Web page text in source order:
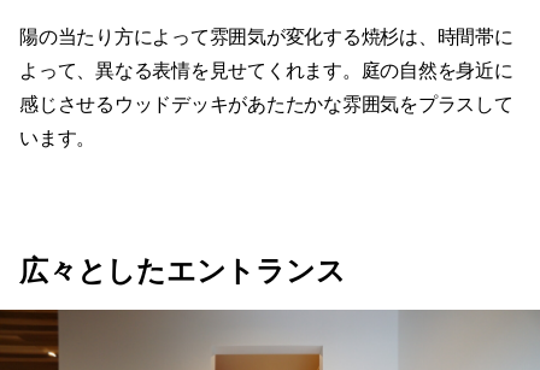
陽の当たり方によって雰囲気が変化する焼杉は、時間帯に
よって、異なる表情を見せてくれます。庭の自然を身近に
感じさせるウッドデッキがあたたかな雰囲気をプラスして
います。
広々としたエントランス